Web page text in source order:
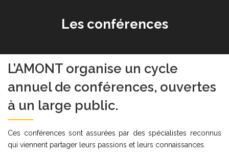
Les conférences
L’AMONT organise un cycle
annuel de conférences, ouvertes
à un large public.
Ces conférences sont assurées par des spécialistes reconnus
qui viennent partager leurs passions et leurs connaissances.